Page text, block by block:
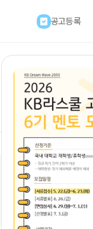
공고등록